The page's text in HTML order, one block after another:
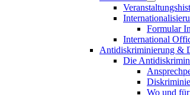
Formular
International
Antidiskriminierung &
Die
Wo und